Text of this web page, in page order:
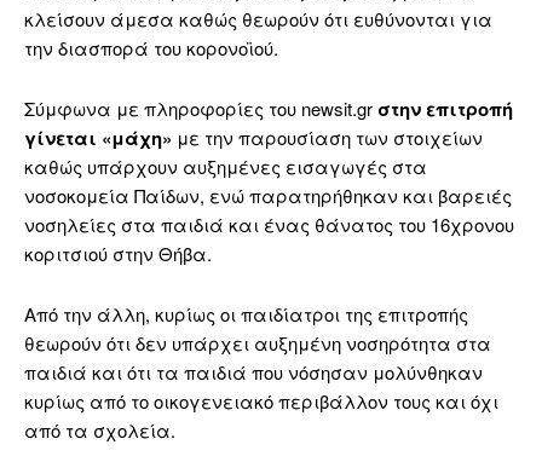
κλείσουν άμεσα καθώς θεωρούν ότι ευθύνονται για
την διασπορά του κορονοϊού.
Σύμφωνα με πληροφορίες του newsit.gr στην επιτροπή
γίνεται «μάχη» με την παρουσίαση των στοιχείων
καθώς υπάρχουν αυξημένες εισαγωγές στα
νοσοκομεία Παίδων, ενώ παρατηρήθηκαν και βαρειές
νοσηλείες στα παιδιά και ένας θάνατος του 16χρονου
κοριτσιού στην Θήβα.
Από την άλλη, κυρίως οι παιδίατροι της επιτροπής
θεωρούν ότι δεν υπάρχει αυξημένη νοσηρότητα στα
παιδιά και ότι τα παιδιά που νόσησαν μολύνθηκαν
κυρίως από το οικογενειακό περιβάλλον τους και όχι
από τα σχολεία.